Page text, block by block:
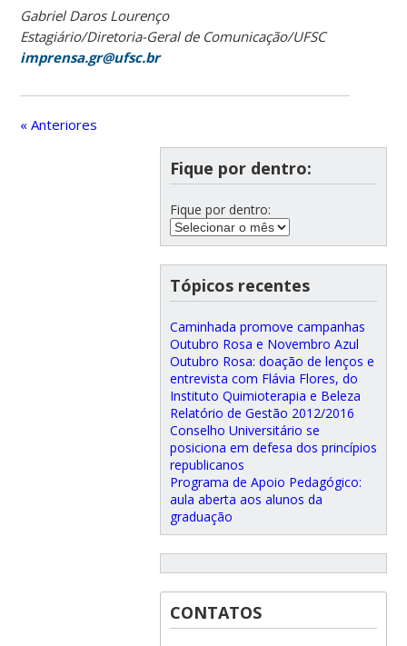
Gabriel Daros Lourenço
Estagiário/Diretoria-Geral de Comunicação/UFSC
imprensa.gr@ufsc.br
« Anteriores
Fique por dentro:
Fique por dentro:
Tópicos recentes
Caminhada promove campanhas
Outubro Rosa e Novembro Azul
Outubro Rosa: doação de lenços e
entrevista com Flávia Flores, do
Instituto Quimioterapia e Beleza
Relatório de Gestão 2012/2016
Conselho Universitário se
posiciona em defesa dos princípios
republicanos
Programa de Apoio Pedagógico:
aula aberta aos alunos da
graduação
CONTATOS